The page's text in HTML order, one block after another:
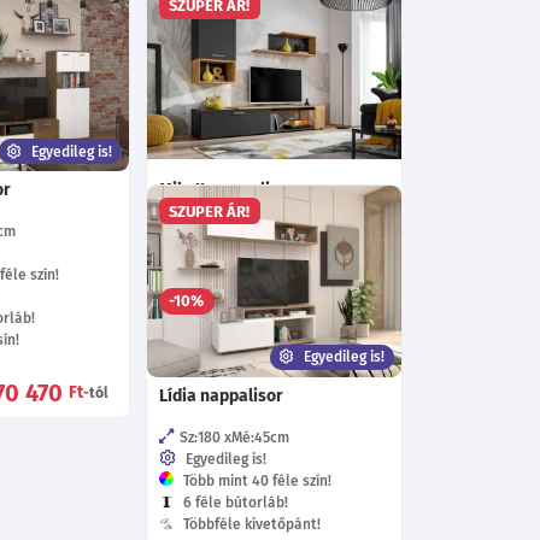
Egyedileg is!
szín!
470 Ft-tól
SZUPER ÁR!
Mila II. nappalisor
Ma:170 Sz:200 Mé:40cm
Választható színek!
-10% 117 365Ft
SZUPER ÁR!
Egyedileg is!
Lídia nappalisor
Sz:180 Mé:45cm
Egyedileg is!
Több mint 40 féle szín!
6 féle bútorláb!
Többféle kivetőpánt!